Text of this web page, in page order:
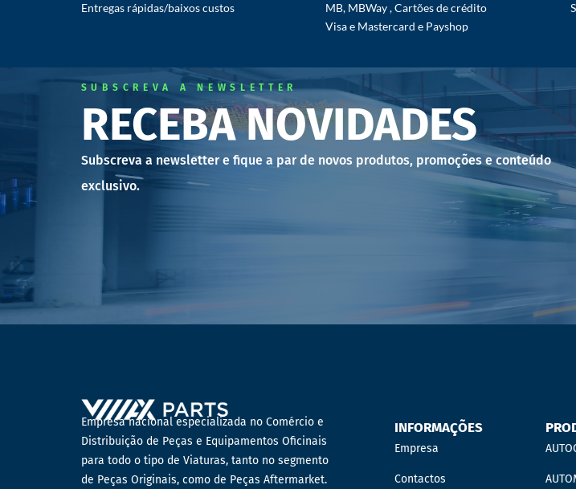
Entregas rápidas/baixos custos
MB, MBWay , Cartões de crédito
Visa e Mastercard e Payshop
SUBSCREVA A NEWSLETTER
RECEBA NOVIDADES
Subscreva a newsletter e fique a par de novos produtos, promoções e conteúdo
exclusivo.
Empresa nacional especializada no Comércio e
Distribuição de Peças e Equipamentos Oficinais
para todo o tipo de Viaturas, tanto no segmento
de Peças Originais, como de Peças Aftermarket.
INFORMAÇÕES
Empresa
Contactos